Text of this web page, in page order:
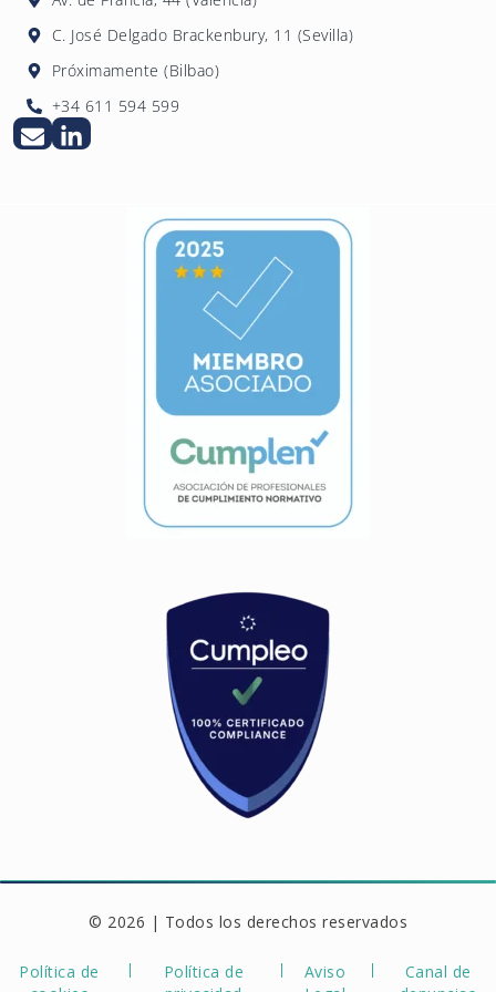
C. José Delgado Brackenbury, 11 (Sevilla)
Próximamente (Bilbao)
+34 611 594 599
© 2026 | Todos los derechos reservados
Política de
Política de
Aviso
Canal de